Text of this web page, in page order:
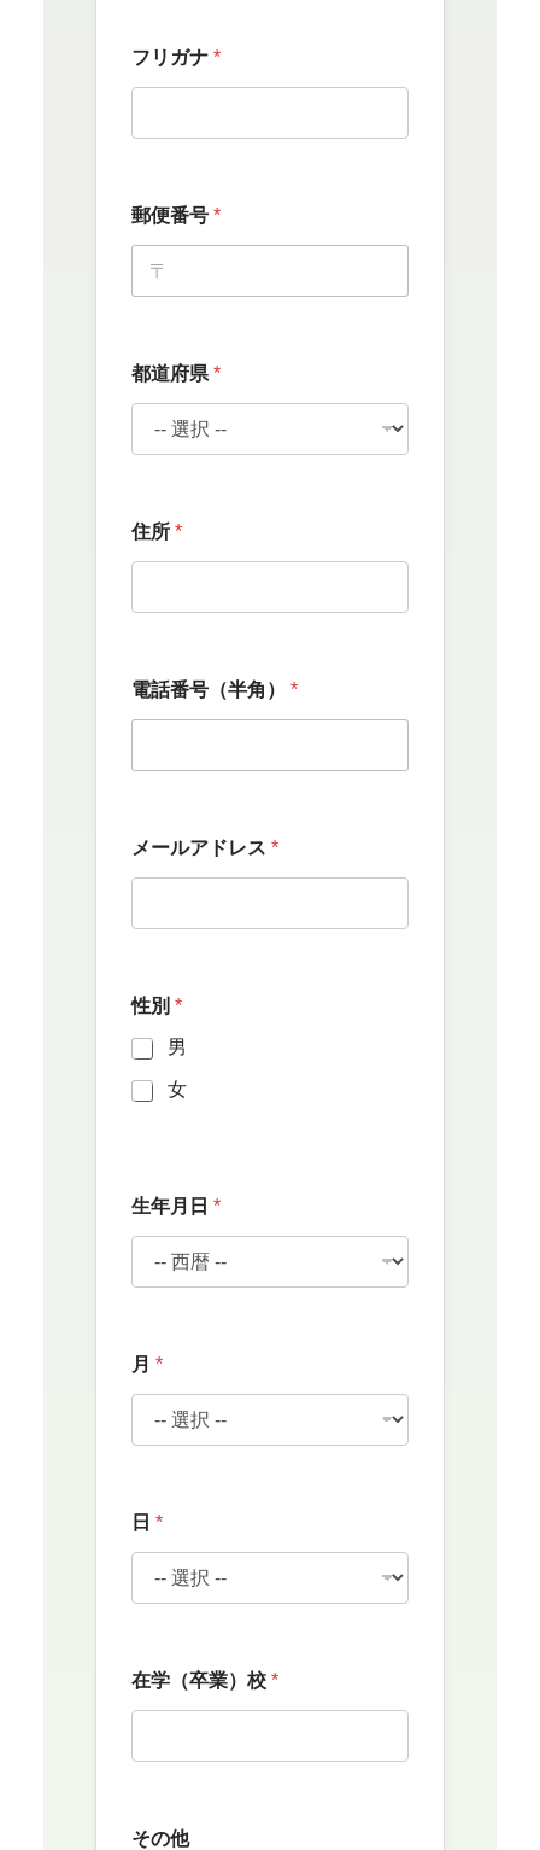
フリガナ *
郵便番号 *
都道府県 *
住所 *
電話番号（半角） *
メールアドレス *
性別 *
男
女
生年月日 *
（
月 *
日 *
在学（卒業）校 *
その他